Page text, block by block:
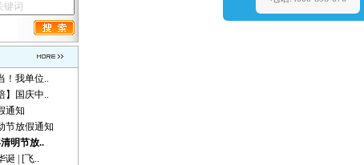
！我单位..
】国庆中..
通知
节放假通知
明节放..
诞 | [飞..